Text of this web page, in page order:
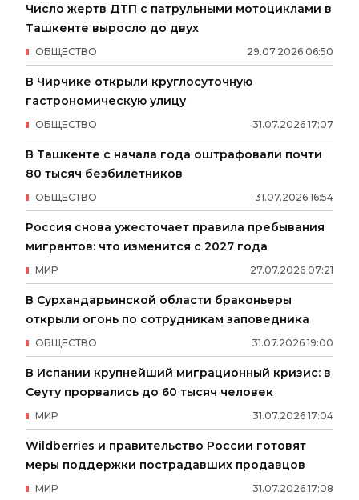
Число жертв ДТП с патрульными мотоциклами в
Ташкенте выросло до двух
29.07.2026 06:50
ОБЩЕСТВО
В Чирчике открыли круглосуточную
гастрономическую улицу
31.07.2026 17:07
ОБЩЕСТВО
В Ташкенте с начала года оштрафовали почти
80 тысяч безбилетников
31.07.2026 16:54
ОБЩЕСТВО
Россия снова ужесточает правила пребывания
мигрантов: что изменится с 2027 года
27.07.2026 07:21
МИР
В Сурхандарьинской области браконьеры
открыли огонь по сотрудникам заповедника
31.07.2026 19:00
ОБЩЕСТВО
В Испании крупнейший миграционный кризис: в
Сеуту прорвались до 60 тысяч человек
31.07.2026 17:04
МИР
Wildberries и правительство России готовят
меры поддержки пострадавших продавцов
31.07.2026 17:08
МИР